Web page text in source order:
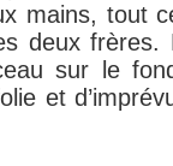
mains, tout
deux frères.
sur le
et